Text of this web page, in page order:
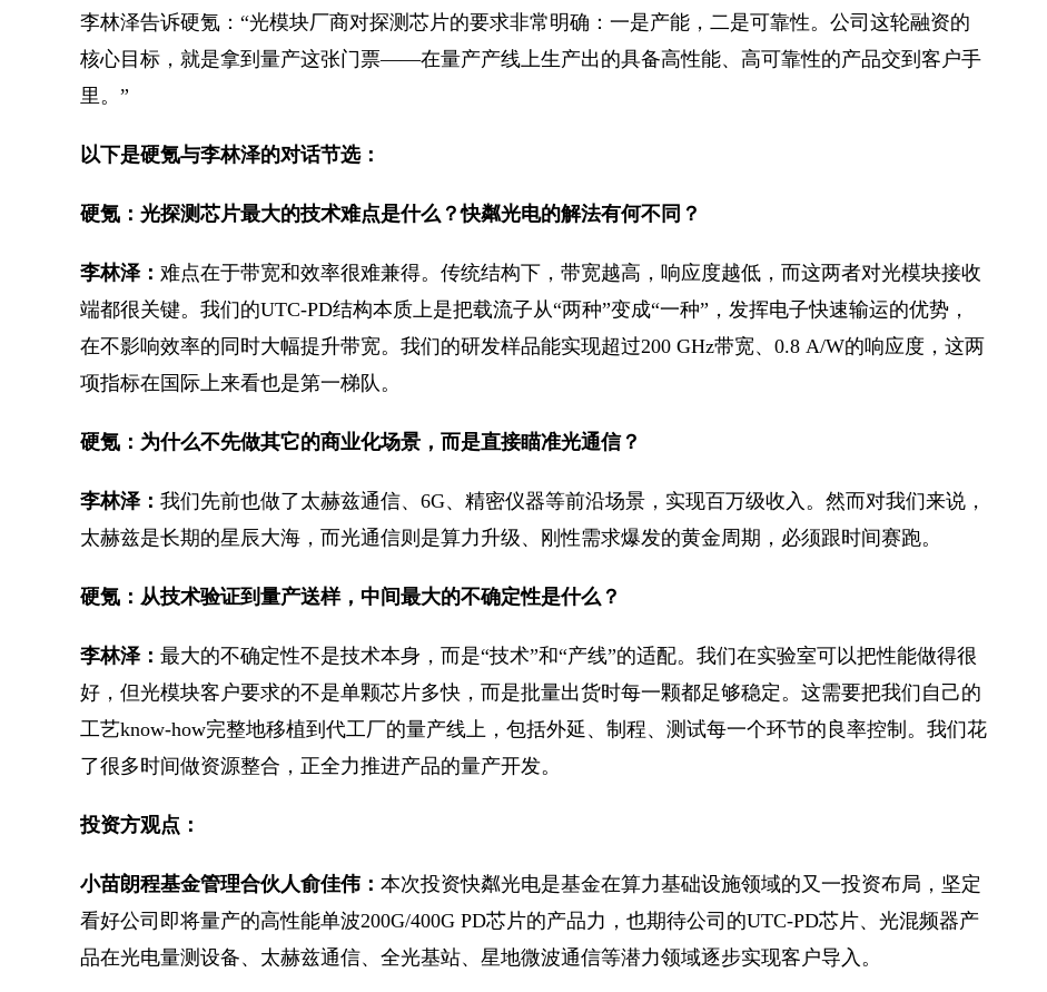
李林泽告诉硬氪：“光模块厂商对探测芯片的要求非常明确：一是产能，二是可靠性。公司这轮融资的
核心目标，就是拿到量产这张门票——在量产产线上生产出的具备高性能、高可靠性的产品交到客户手
里。”
以下是硬氪与李林泽的对话节选：
硬氪：光探测芯片最大的技术难点是什么？快粼光电的解法有何不同？
李林泽： 难点在于带宽和效率很难兼得。传统结构下，带宽越高，响应度越低，而这两者对光模块接收
端都很关键。我们的UTC-PD结构本质上是把载流子从“两种”变成“一种”，发挥电子快速输运的优势，
在不影响效率的同时大幅提升带宽。我们的研发样品能实现超过200 GHz带宽、0.8 A/W的响应度，这两
项指标在国际上来看也是第一梯队。
硬氪：为什么不先做其它的商业化场景，而是直接瞄准光通信？
李林泽： 我们先前也做了太赫兹通信、6G、精密仪器等前沿场景，实现百万级收入。然而对我们来说，
太赫兹是长期的星辰大海，而光通信则是算力升级、刚性需求爆发的黄金周期，必须跟时间赛跑。
硬氪：从技术验证到量产送样，中间最大的不确定性是什么？
李林泽： 最大的不确定性不是技术本身，而是“技术”和“产线”的适配。我们在实验室可以把性能做得很
好，但光模块客户要求的不是单颗芯片多快，而是批量出货时每一颗都足够稳定。这需要把我们自己的
工艺know-how完整地移植到代工厂的量产线上，包括外延、制程、测试每一个环节的良率控制。我们花
了很多时间做资源整合，正全力推进产品的量产开发。
投资方观点：
小苗朗程基金管理合伙人俞佳伟： 本次投资快粼光电是基金在算力基础设施领域的又一投资布局，坚定
看好公司即将量产的高性能单波200G/400G PD芯片的产品力，也期待公司的UTC-PD芯片、光混频器产
品在光电量测设备、太赫兹通信、全光基站、星地微波通信等潜力领域逐步实现客户导入。